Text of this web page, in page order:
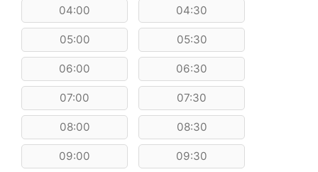
04:00 04:30
05:00 05:30
06:00 06:30
07:00 07:30
08:00 08:30
09:00 09:30